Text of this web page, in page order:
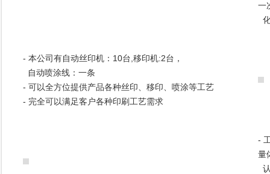
一
- 本公司有自动丝印机：10台,移印机:2台，
自动喷涂线：一条
- 可以全方位提供产品各种丝印、移印、喷涂等工艺
- 完全可以满足客户各种印刷工艺需求
-
量